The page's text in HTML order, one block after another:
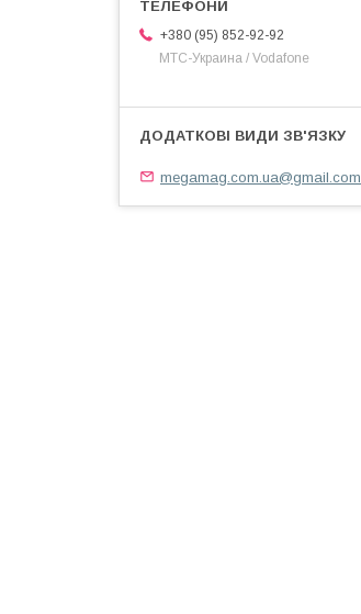
+380 (95) 852-92-92
МТС-Украина / Vodafone
megamag.com.ua@gmail.com